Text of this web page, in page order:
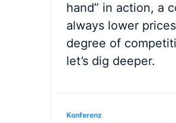
hand” in action, a
always lower
degree of
let’s dig deeper.
Konferenz